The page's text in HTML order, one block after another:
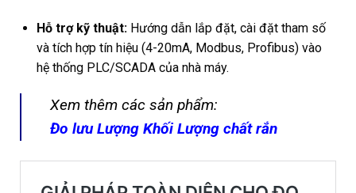
Hỗ trợ kỹ thuật:Hướng dẫn lắp đặt, cài đặt tham số
và tích hợp tín hiệu (4-20mA, Modbus, Profibus) vào
hệ thống PLC/SCADA của nhà máy.
Xem thêm các sản phẩm:
Đo lưu Lượng Khối Lượng chất rắn